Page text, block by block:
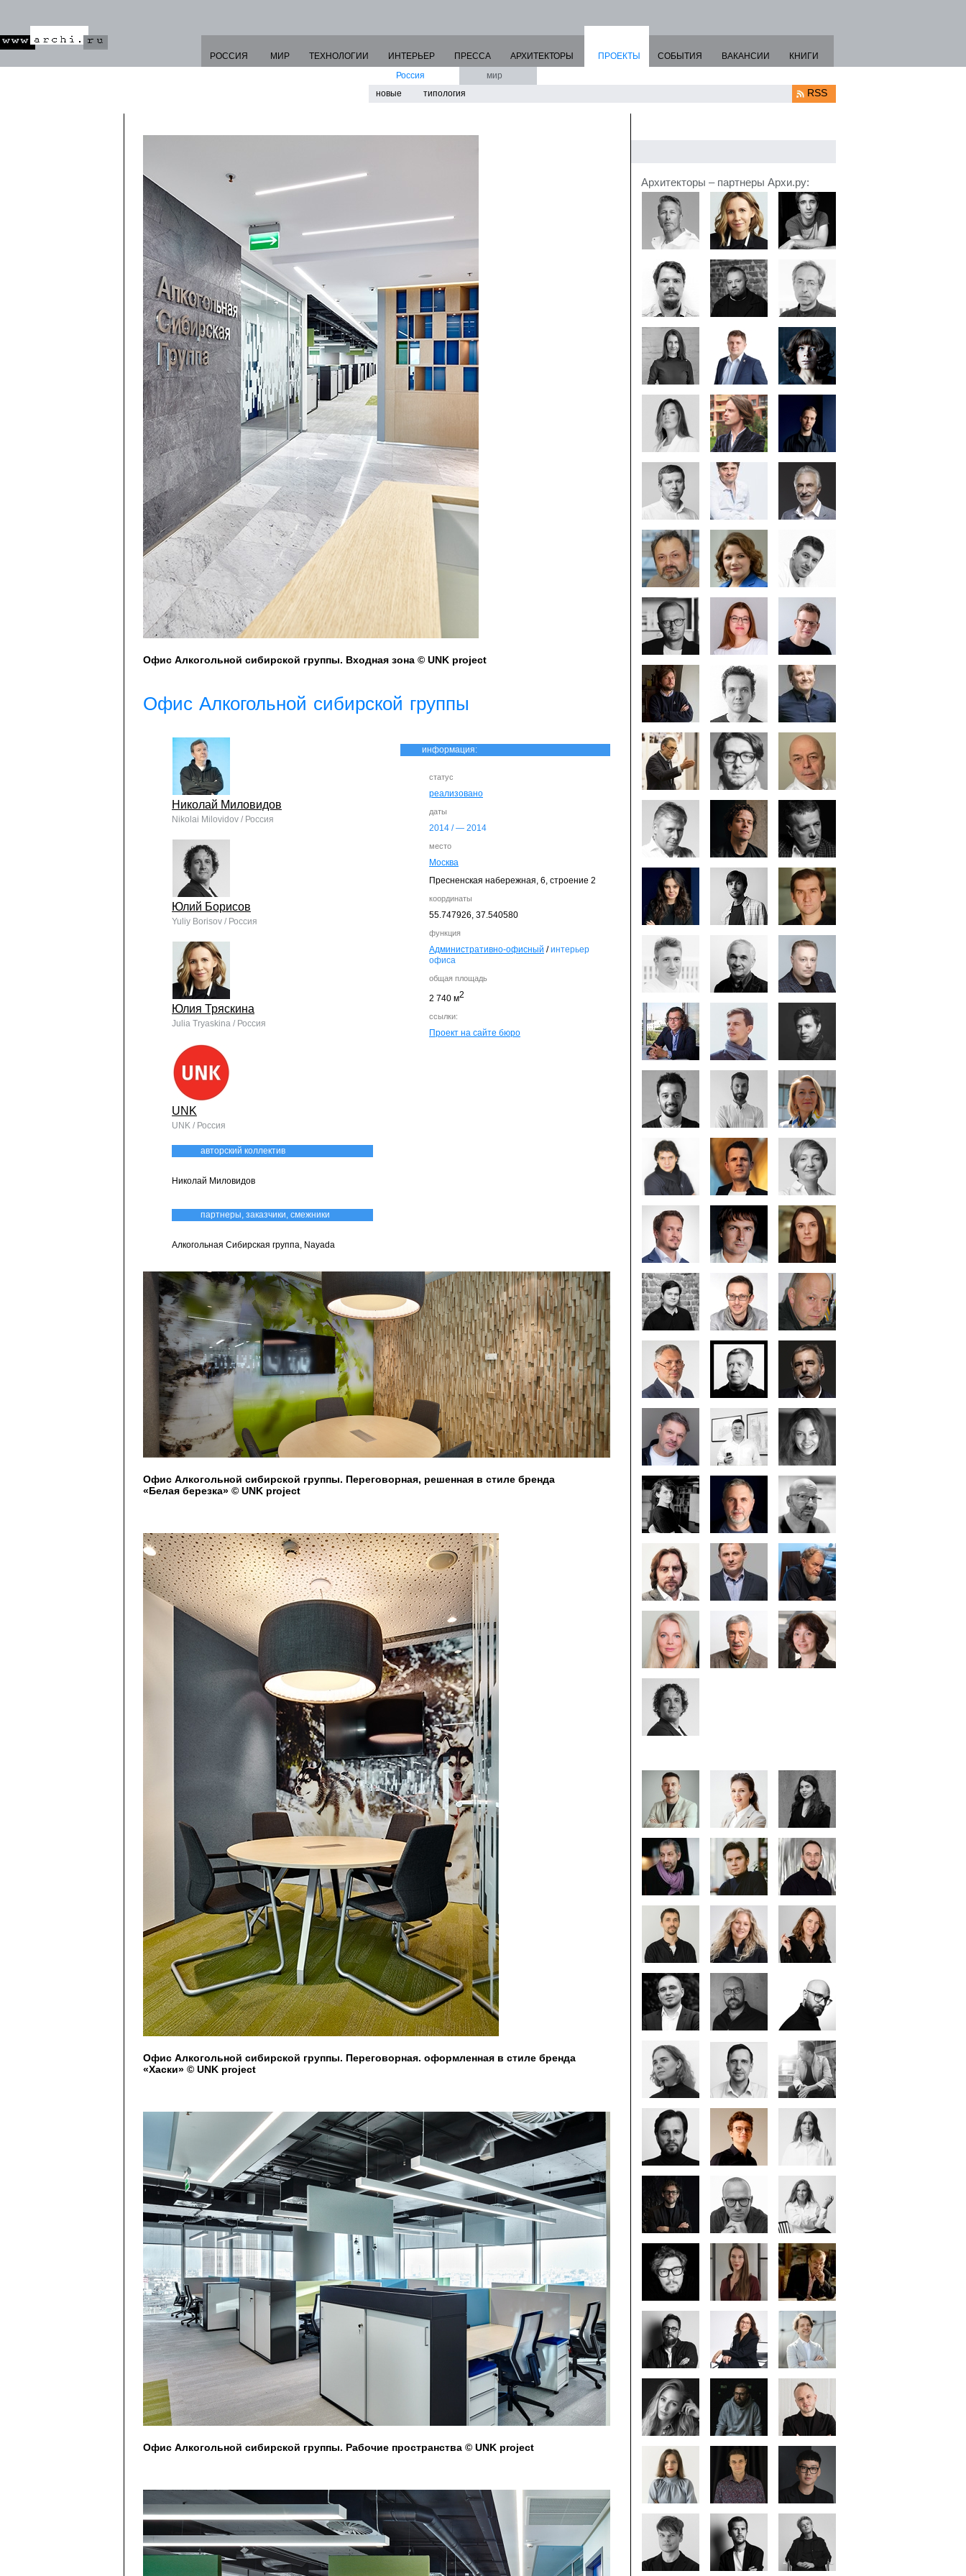
РОССИЯ МИР ТЕХНОЛОГИИ ИНТЕРЬЕР ПРЕССА АРХИТЕКТОРЫ
ПРОЕКТЫ
Россия
новые
типология
мир
СОБЫТИЯ ВАКАНСИИ КНИГИ
RSS
Офис Алкогольной сибирской группы. Входная зона © UNK project
Офис Алкогольной сибирской группы
информация:
статус
реализовано
даты
2014 / — 2014
место
Москва
Пресненская набережная, 6, строение 2
координаты
55.747926, 37.540580
функция
Административно-офисный /интерьер
офиса
общая площадь
2 740 м2
ссылки:
Проект на сайте бюро
Николай Миловидов
Nikolai Milovidov / Россия
Юлий Борисов
Yuliy Borisov / Россия
Юлия Тряскина
Julia Tryaskina / Россия
UNK
UNK / Россия
авторский коллектив
Николай Миловидов
партнеры, заказчики, смежники
Алкогольная Сибирская группа, Nayada
Офис Алкогольной сибирской группы. Переговорная, решенная в стиле бренда
«Белая березка» © UNK project
Офис Алкогольной сибирской группы. Переговорная. оформленная в стиле бренда
«Хаски» © UNK project
Офис Алкогольной сибирской группы. Рабочие пространства © UNK project
Архитекторы – партнеры Архи.ру: